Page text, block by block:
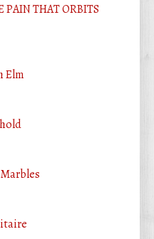
PAIN THAT ORBITS
Elm